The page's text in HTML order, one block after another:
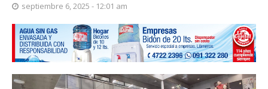
septiembre 6, 2025 - 12:01 am